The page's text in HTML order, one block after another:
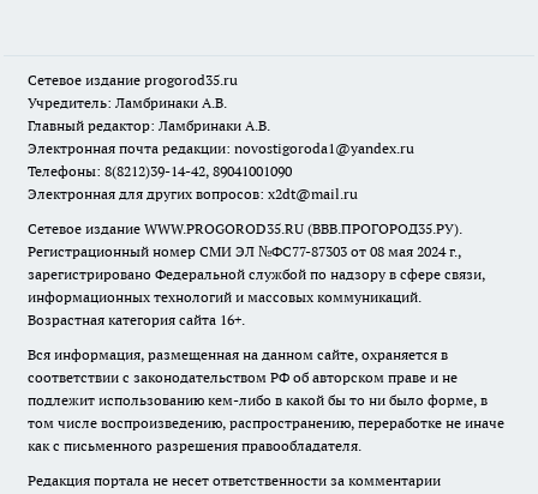
Сетевое издание progorod35.ru
Учредитель: Ламбринаки А.В.
Главный редактор: Ламбринаки А.В.
Электронная почта редакции: novostigoroda1@yandex.ru
Телефоны: 8(8212)39-14-42, 89041001090
Электронная для других вопросов: x2dt@mail.ru
Сетевое издание WWW.PROGOROD35.RU (ВВВ.ПРОГОРОД35.РУ).
Регистрационный номер СМИ ЭЛ №ФС77-87303 от 08 мая 2024 г.,
зарегистрировано Федеральной службой по надзору в сфере связи,
информационных технологий и массовых коммуникаций.
Возрастная категория сайта 16+.
Вся информация, размещенная на данном сайте, охраняется в
соответствии с законодательством РФ об авторском праве и не
подлежит использованию кем-либо в какой бы то ни было форме, в
том числе воспроизведению, распространению, переработке не иначе
как с письменного разрешения правообладателя.
Редакция портала не несет ответственности за комментарии